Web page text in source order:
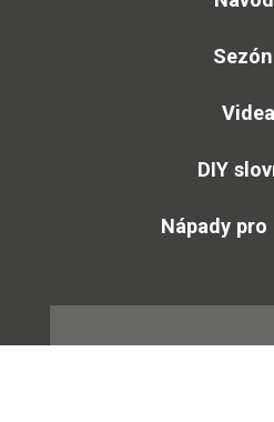
Videa
DIY
Nápady